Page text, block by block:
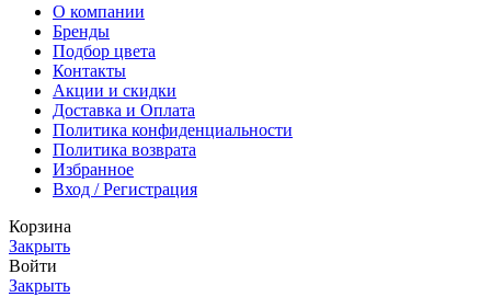
О компании
Бренды
Подбор цвета
Контакты
Акции и скидки
Доставка и Оплата
Политика конфиденциальности
Политика возврата
Избранное
Вход / Регистрация
Корзина
Закрыть
Войти
Закрыть